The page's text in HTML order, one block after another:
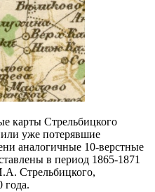
карты Стрельбицкого
уже потерявшие
аналогичные 10-верстные
в период 1865-1871
Стрельбицкого,
года.